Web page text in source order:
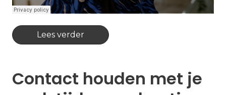
Lees verder
Contact houden met je